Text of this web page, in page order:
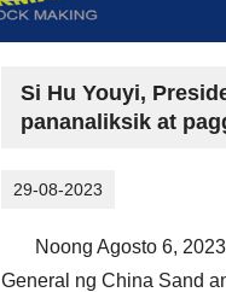
Si Hu Youyi,
pananaliksik at
29-08-2023
Noong Agosto 6,
General ng China Sand